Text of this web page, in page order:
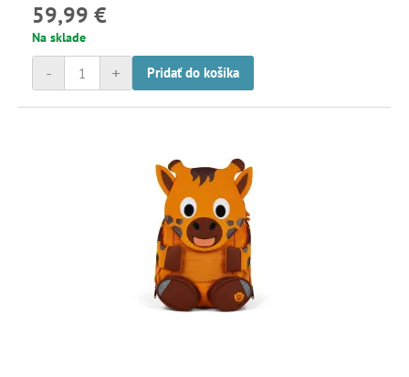
59,99 €
Na sklade
+
- Pridať do košíka